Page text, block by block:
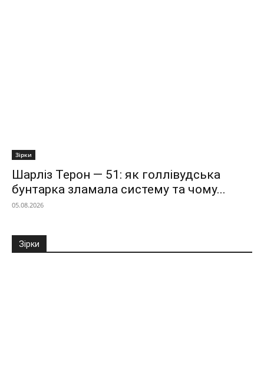
Зірки
Шарліз Терон — 51: як голлівудська
бунтарка зламала систему та чому...
05.08.2026
Зірки